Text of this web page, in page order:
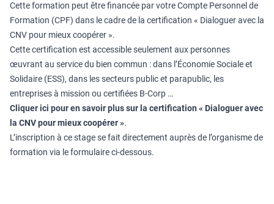
Cette formation peut être financée par votre Compte Personnel de
Formation (CPF) dans le cadre de la certification « Dialoguer avec la
CNV pour mieux coopérer ».
Cette certification est accessible seulement aux personnes
œuvrant au service du bien commun : dans l’Économie Sociale et
Solidaire (ESS), dans les secteurs public et parapublic, les
entreprises à mission ou certifiées B-Corp …
Cliquer ici pour en savoir plus sur la certification « Dialoguer avec
la CNV pour mieux coopérer ».
L’inscription à ce stage se fait directement auprès de l’organisme de
formation via le formulaire ci-dessous.